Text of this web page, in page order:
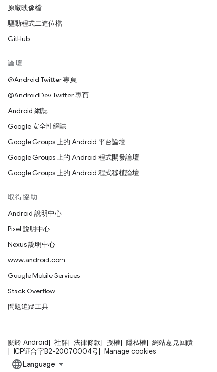
原廠映像檔
驅動程式二進位檔
GitHub
論壇
@Android Twitter 專頁
@AndroidDev Twitter 專頁
Android 網誌
Google 安全性網誌
Google Groups 上的 Android 平台論壇
Google Groups 上的 Android 程式開發論壇
Google Groups 上的 Android 程式移植論壇
取得協助
Android 說明中心
Pixel 說明中心
Nexus 說明中心
www.android.com
Google Mobile Services
Stack Overflow
問題追蹤工具
關於 Android 社群 法律條款 授權 隱私權
網站意見回饋
ICP证合字B2-20070004号
Manage cookies